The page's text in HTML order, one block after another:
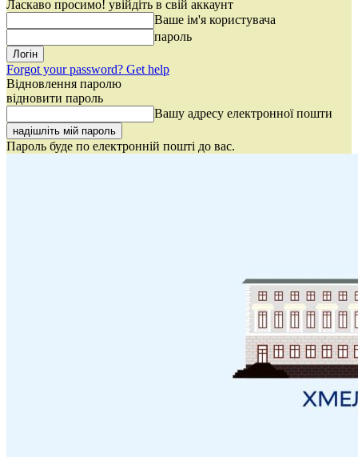
Ласкаво просимо! увійдіть в свій аккаунт
Ваше ім'я користувача
пароль
Forgot your password? Get help
Відновлення паролю
відновити пароль
Вашу адресу електронної пошти
Пароль буде по електронній пошті до вас.